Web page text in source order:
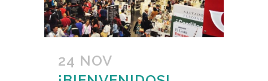
24 NOV